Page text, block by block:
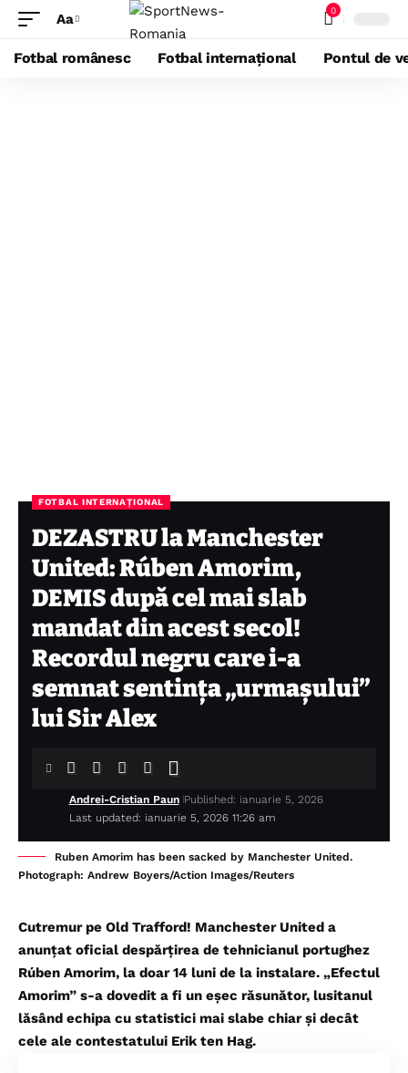
Aa 0
Fotbal românesc Fotbal internațional Pontul de
FOTBAL INTERNAȚIONAL
DEZASTRU la Manchester
United: Rúben Amorim,
DEMIS după cel mai slab
mandat din acest secol!
Recordul negru care i-a
semnat sentința „urmașului”
lui Sir Alex
Last updated: ianuarie 5, 2026 11:26 am
Andrei-Cristian Paun Published: ianuarie 5, 2026
Ruben Amorim has been sacked by Manchester United.
Photograph: Andrew Boyers/Action Images/Reuters
Cutremur pe Old Trafford! Manchester United a
anunțat oficial despărțirea de tehnicianul portughez
Rúben Amorim, la doar 14 luni de la instalare. „Efectul
Amorim” s-a dovedit a fi un eșec răsunător, lusitanul
lăsând echipa cu statistici mai slabe chiar și decât
cele ale contestatului Erik ten Hag.